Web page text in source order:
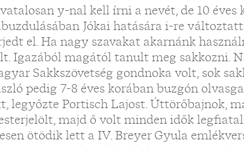
y-nal kell írni a nevét, de 10 éves
Jókai hatására i-re
el. Ha nagy szavakat akarnánk
Igazából magától tanult meg sakkozni.
Sakkszövetség gondnoka volt, sok
pedig 7-8 éves korában buzgón
legyőzte Portisch Lajost. Úttörőbajnok,
majd ő volt minden idők
ötödik lett a IV. Breyer Gyula